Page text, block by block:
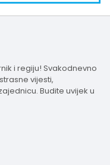
i regiju! Svakodnevno
vijesti,
Budite uvijek u